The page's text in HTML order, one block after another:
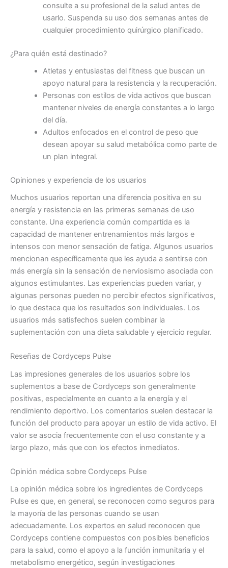
consulte a su profesional de la salud antes de
usarlo. Suspenda su uso dos semanas antes de
cualquier procedimiento quirúrgico planificado.
¿Para quién está destinado?
Atletas y entusiastas del fitness que buscan un
apoyo natural para la resistencia y la recuperación.
Personas con estilos de vida activos que buscan
mantener niveles de energía constantes a lo largo
del día.
Adultos enfocados en el control de peso que
desean apoyar su salud metabólica como parte de
un plan integral.
Opiniones y experiencia de los usuarios
Muchos usuarios reportan una diferencia positiva en su
energía y resistencia en las primeras semanas de uso
constante. Una experiencia común compartida es la
capacidad de mantener entrenamientos más largos e
intensos con menor sensación de fatiga. Algunos usuarios
mencionan específicamente que les ayuda a sentirse con
más energía sin la sensación de nerviosismo asociada con
algunos estimulantes. Las experiencias pueden variar, y
algunas personas pueden no percibir efectos significativos,
lo que destaca que los resultados son individuales. Los
usuarios más satisfechos suelen combinar la
suplementación con una dieta saludable y ejercicio regular.
Reseñas de Cordyceps Pulse
Las impresiones generales de los usuarios sobre los
suplementos a base de Cordyceps son generalmente
positivas, especialmente en cuanto a la energía y el
rendimiento deportivo. Los comentarios suelen destacar la
función del producto para apoyar un estilo de vida activo. El
valor se asocia frecuentemente con el uso constante y a
largo plazo, más que con los efectos inmediatos.
Opinión médica sobre Cordyceps Pulse
La ​​opinión médica sobre los ingredientes de Cordyceps
Pulse es que, en general, se reconocen como seguros para
la mayoría de las personas cuando se usan
adecuadamente. Los expertos en salud reconocen que
Cordyceps contiene compuestos con posibles beneficios
para la salud, como el apoyo a la función inmunitaria y el
metabolismo energético, según investigaciones